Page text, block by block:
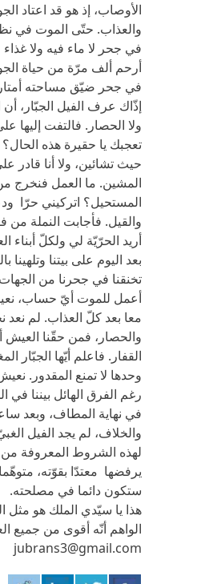
الأوصاب، إذ هو قد اعتاد
والعذاب. حتّى الموت في
في جحر لا ماء فيه ولا غذاء
أرحم ألف مرّة من حياة
في جحر ضيّق مساحته
إذّاك عرف الفيل الجبّار، أن
ولا الحصار. فالتفت إليها
تعجبك يا حقيرة هذه
حيث تشائين، ولا أنا قادر
المشين. ما العمل فنخرج
المستحيل؟ اتركيني حرّا
والقيل. فأجابت النملة من
أريد الحرّيّة لي ولكلّ أبناء
بعد اليوم على بيتنا وتلهينا
تخنقنا في جحرنا من
أعمل للموت أيّ حساب،
معا بعد كلّ العذاب. لم نعد
والحصار، فمن حقّنا العيش
القفار. فاعلم أيّها الجبّار
وحدها لا تمنع المقدور.
رغم الفرق الهائل بيننا في
في نهاية المطاف، وبعد
والخلاف، لم يجد الفيل
لهذه الشروط المعروفة
يرفضها معتدّا بقوّته،
ستكون دائما في مصلحته.
هذا يا سيّدي الملك هو مثل
الواهم أنّه أقوى من جميع
jubrans3@gmail.com